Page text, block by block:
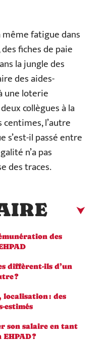
fatigue dans
fiches de paie
la jungle des
des aides-
une loterie
collègues à la
centimes, l’autre
s’est-il passé entre
n’a pas
des traces.
des
diffèrent-ils d’un
?
localisation : des
estimés
son salaire en tant
?